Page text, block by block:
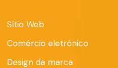
Sítio Web
Comércio eletrónico
Design da marca